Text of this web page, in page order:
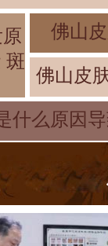
斑
佛山
佛山皮
什么原因